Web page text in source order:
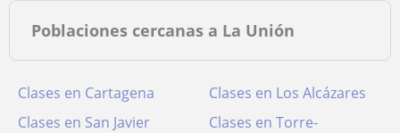
Poblaciones cercanas a La Unión
Clases en Cartagena
Clases en Los Alcázares
Clases en San Javier
Clases en Torre-